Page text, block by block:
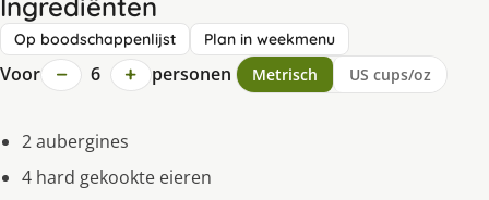
Ingrediënten
Op boodschappenlijst Plan in weekmenu
Voor − 6 + personen Metrisch US cups/oz
2 aubergines
4 hard gekookte eieren